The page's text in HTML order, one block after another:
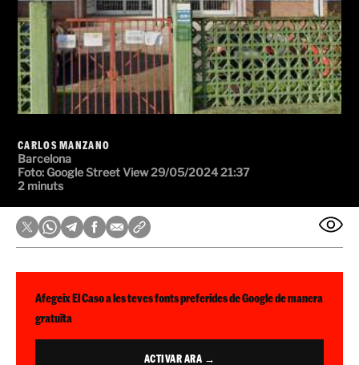
CARLOS MANZANO
Barcelona
Foto:Google Street View29/05/2024 21:37
2 minuts
Afegeix El Caso a les teves fonts preferides de Google de manera
gratuïta
ACTIVAR ARA →